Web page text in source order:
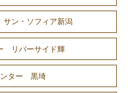
ン・ソフィア新潟
リバーサイド輝
ンター 黒埼